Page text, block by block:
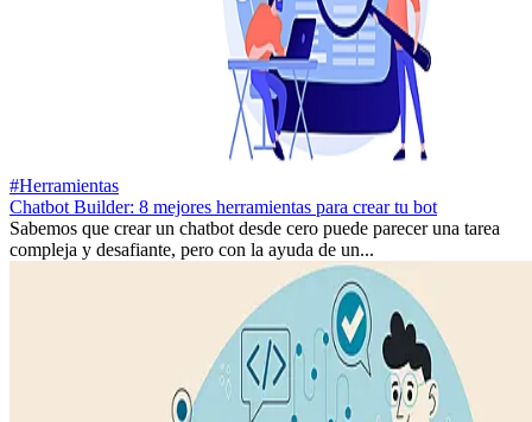
#Herramientas
Chatbot Builder: 8 mejores herramientas para crear tu bot
Sabemos que crear un chatbot desde cero puede parecer una tarea
compleja y desafiante, pero con la ayuda de un...